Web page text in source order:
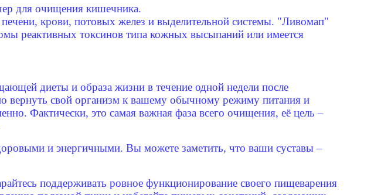
для очищения кишечника.
крови, потовых желез и выделительной системы. "Ливомап"
реактивных токсинов типа кожных высыпаний или имеется
диеты и образа жизни в течение одной недели после
вернуть свой организм к вашему обычному режиму питания и
Фактически, это самая важная фаза всего очищения, её цель –
и энергичными. Вы можете заметить, что ваши суставы –
поддерживать ровное функционирование своего пищеварения